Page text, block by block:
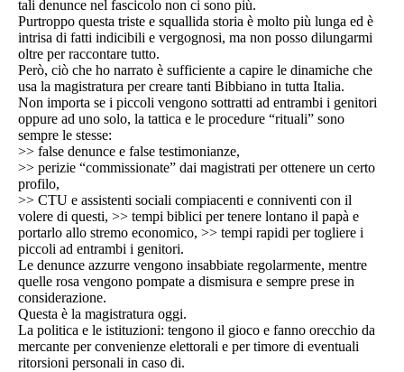
tali denunce nel fascicolo non ci sono più.
Purtroppo questa triste e squallida storia è molto più lunga ed è
intrisa di fatti indicibili e vergognosi, ma non posso dilungarmi
oltre per raccontare tutto.
Però, ciò che ho narrato è sufficiente a capire le dinamiche che
usa la magistratura per creare tanti Bibbiano in tutta Italia.
Non importa se i piccoli vengono sottratti ad entrambi i genitori
oppure ad uno solo, la tattica e le procedure “rituali” sono
sempre le stesse:
>> false denunce e false testimonianze,
>> perizie “commissionate” dai magistrati per ottenere un certo
profilo,
>> CTU e assistenti sociali compiacenti e conniventi con il
volere di questi, >> tempi biblici per tenere lontano il papà e
portarlo allo stremo economico, >> tempi rapidi per togliere i
piccoli ad entrambi i genitori.
Le denunce azzurre vengono insabbiate regolarmente, mentre
quelle rosa vengono pompate a dismisura e sempre prese in
considerazione.
Questa è la magistratura oggi.
La politica e le istituzioni: tengono il gioco e fanno orecchio da
mercante per convenienze elettorali e per timore di eventuali
ritorsioni personali in caso di.